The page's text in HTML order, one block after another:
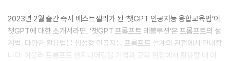
2023년 2월 출간 즉시 베스트셀러가 된 ‘챗GPT 인공지능 융합교육법’이
챗GPT에 대한 소개서라면, ‘챗GPT 프롬프트 레볼루션’은 프롬프트의 설
계법, 다양한 활용법을 생성형 인공지능 프롬프트 설계의 관점에서 안내합
니다. 아울러 프롬프트 엔지니어링을 기업과 교육 현장에서 활용할 때 이